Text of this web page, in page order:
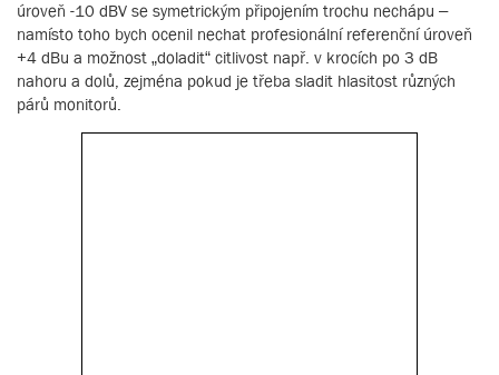
úroveň -10 dBV se symetrickým připojením trochu nechápu –
namísto toho bych ocenil nechat profesionální referenční úroveň
+4 dBu a možnost „doladit“ citlivost např. v krocích po 3 dB
nahoru a dolů, zejména pokud je třeba sladit hlasitost různých
párů monitorů.